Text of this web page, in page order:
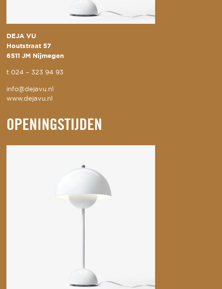
DEJA VU
Houtstraat 57
6511 JM Nijmegen
t024 – 323 94 93
info@dejavu.nl
www.dejavu.nl
OPENINGSTIJDEN